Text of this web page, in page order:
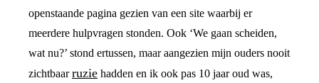
openstaande pagina gezien van een site waarbij er
meerdere hulpvragen stonden. Ook ‘We gaan scheiden,
wat nu?’ stond ertussen, maar aangezien mijn ouders nooit
zichtbaarruzie hadden en ik ook pas 10 jaar oud was,